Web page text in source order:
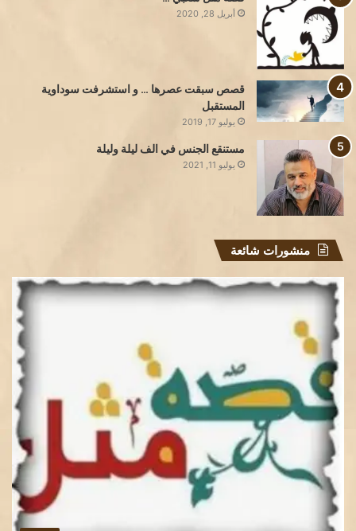
أبريل 28, 2020
قصص سبقت عصرها … و استشرفت سوداوية
المستقبل
يوليو 17, 2019
مستنقع الجنس في الف ليلة وليلة
يوليو 11, 2021
منشورات شائعة